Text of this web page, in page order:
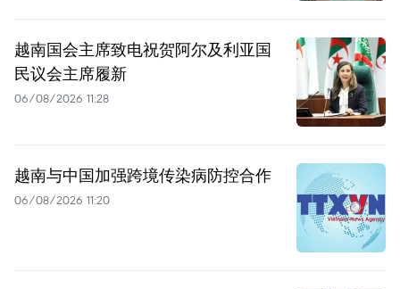
越南国会主席致电祝贺阿尔及利亚国
民议会主席履新
06/08/2026 11:28
越南与中国加强跨境传染病防控合作
06/08/2026 11:20